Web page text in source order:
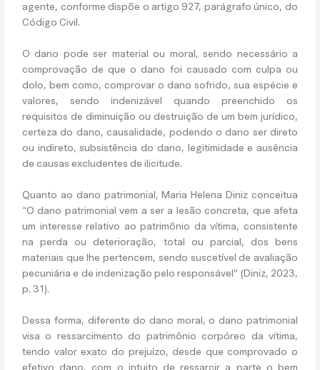
agente, conforme dispõe o artigo 927, parágrafo único, do
Código Civil.
O dano pode ser material ou moral, sendo necessário a
comprovação de que o dano foi causado com culpa ou
dolo, bem como, comprovar o dano sofrido, sua espécie e
valores, sendo indenizável quando preenchido os
requisitos de diminuição ou destruição de um bem jurídico,
certeza do dano, causalidade, podendo o dano ser direto
ou indireto, subsistência do dano, legitimidade e ausência
de causas excludentes de ilicitude.
Quanto ao dano patrimonial, Maria Helena Diniz conceitua
“O dano patrimonial vem a ser a lesão concreta, que afeta
um interesse relativo ao patrimônio da vítima, consistente
na perda ou deterioração, total ou parcial, dos bens
materiais que lhe pertencem, sendo suscetível de avaliação
pecuniária e de indenização pelo responsável” (Diniz, 2023,
p. 31).
Dessa forma, diferente do dano moral, o dano patrimonial
visa o ressarcimento do patrimônio corpóreo da vítima,
tendo valor exato do prejuízo, desde que comprovado o
efetivo dano, com o intuito de ressarcir a parte o bem